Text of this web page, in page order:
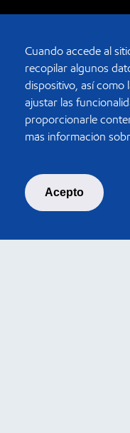
Cuando accede al
recopilar algunos
dispositivo, así como
ajustar las
proporcionarle
más información
Acepto
Moto
Camiones
Máquinas Agrícolas
PREGUNTAS Y
INDUSTRIA